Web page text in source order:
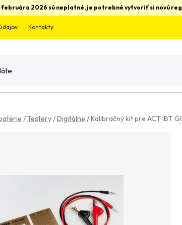
2026 sú neplatné, je potrebné vytvoriť si novú
Kontakty
/Testery/Digitálne /Kalibračný kit pre ACT IBT